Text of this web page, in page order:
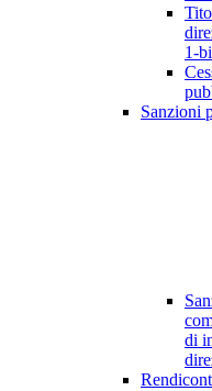
1-
Sanzioni
di